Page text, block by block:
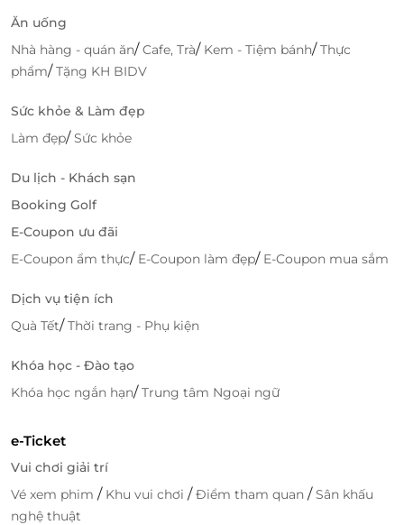
món sashimi, dimsum & thịt bò hảo hạng chắn chắn
sẽ làm siêu lòng vị giác của du khách. Cùng màn
trình diễn live music đặc sắc trên sân khấu sẽ tạo
nên trải nghiệm ẩm thực fine-dining khó quên cho
Ăn uống
Nhà hàng - quán ăn/Cafe, Trà/ Kem - Tiệm bánh/Thực
phẩm/Tặng KH BIDV
Sức khỏe & Làm đẹp
Làm đẹp/Sức khỏe
Du lịch - Khách sạn
Booking Golf
E-Coupon ưu đãi
E-Coupon ẩm thực/ E-Coupon làm đẹp/ E-Coupon mua sắm
Dịch vụ tiện ích
Quà Tết/Thời trang - Phụ kiện
Khóa học - Đào tạo
Khóa học ngắn hạn/Trung tâm Ngoại ngữ
e-Ticket
Vui chơi giải trí
Vé xem phim / Khu vui chơi /Điểm tham quan /Sân khấu
nghệ thuật